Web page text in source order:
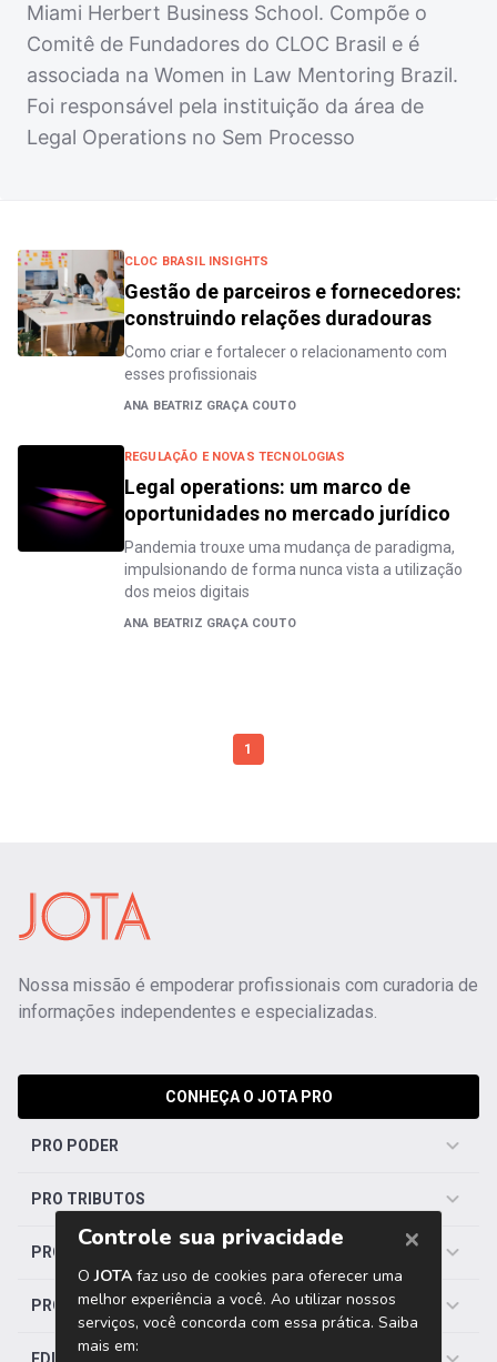
Miami Herbert Business School. Compõe o
Comitê de Fundadores do CLOC Brasil e é
associada na Women in Law Mentoring Brazil.
Foi responsável pela instituição da área de
Legal Operations no Sem Processo
CLOC BRASIL INSIGHTS
Gestão de parceiros e fornecedores:
construindo relações duradouras
Como criar e fortalecer o relacionamento com
esses profissionais
ANA BEATRIZ GRAÇA COUTO
REGULAÇÃO E NOVAS TECNOLOGIAS
Legal operations: um marco de
oportunidades no mercado jurídico
Pandemia trouxe uma mudança de paradigma,
impulsionando de forma nunca vista a utilização
dos meios digitais
ANA BEATRIZ GRAÇA COUTO
1
Nossa missão é empoderar profissionais com curadoria de
informações independentes e especializadas.
CONHEÇA O JOTA PRO
PRO PODER
PRO TRIBUTOS
PRO TRABALHISTA
PRO SAÚDE